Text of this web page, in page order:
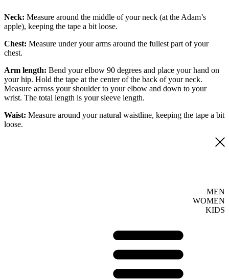
Neck: Measure around the middle of your neck (at the Adam’s
apple), keeping the tape a bit loose.
Chest: Measure under your arms around the fullest part of your
chest.
Arm length: Bend your elbow 90 degrees and place your hand on
your hip. Hold the tape at the center of the back of your neck.
Measure across your shoulder to your elbow and down to your
wrist. The total length is your sleeve length.
Waist: Measure around your natural waistline, keeping the tape a bit
loose.
MEN
WOMEN
KIDS